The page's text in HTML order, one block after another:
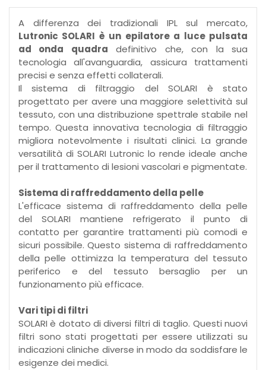
A differenza dei tradizionali IPL sul mercato,
Lutronic SOLARI è un epilatore a luce pulsata
ad onda quadra definitivo che, con la sua
tecnologia all'avanguardia, assicura trattamenti
precisi e senza effetti collaterali.
Il sistema di filtraggio del SOLARI è stato
progettato per avere una maggiore selettività sul
tessuto, con una distribuzione spettrale stabile nel
tempo. Questa innovativa tecnologia di filtraggio
migliora notevolmente i risultati clinici. La grande
versatilità di SOLARI Lutronic lo rende ideale anche
per il trattamento di lesioni vascolari e pigmentate.
Sistema di raffreddamento della pelle
L'efficace sistema di raffreddamento della pelle
del SOLARI mantiene refrigerato il punto di
contatto per garantire trattamenti più comodi e
sicuri possibile. Questo sistema di raffreddamento
della pelle ottimizza la temperatura del tessuto
periferico e del tessuto bersaglio per un
funzionamento più efficace.
Vari tipi di filtri
SOLARI è dotato di diversi filtri di taglio. Questi nuovi
filtri sono stati progettati per essere utilizzati su
indicazioni cliniche diverse in modo da soddisfare le
esigenze dei medici.